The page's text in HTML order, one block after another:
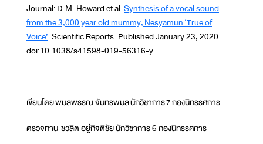
Journal:​​​ D.M. Howard et al.Synthesis of a vocal sound
from the 3,000 year old mummy, Nesyamun ‘True of
Voice’. Scientific Reports. Published January 23, 2020.
doi:10.1038/s41598-019-56316-y.
เขียนโดย พิมลพรรณ จันทรพิมล นักวิชาการ 7 กองนิทรรศการ
ตรวจทาน ชวลิต อยู่กิจติชัย นักวิชาการ 6 กองนิทรรศการ